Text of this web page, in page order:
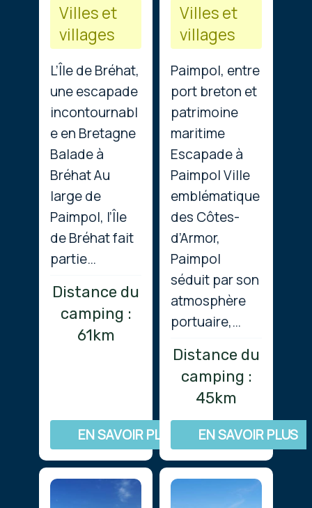
Villes et
villages
L’Île de Bréhat,
une escapade
incontournabl
e en Bretagne
Balade à
Bréhat Au
large de
Paimpol, l’Île
de Bréhat fait
partie…
Distance du
camping :
61km
EN SAVOIR PLUS
Villes et
villages
Paimpol, entre
port breton et
patrimoine
maritime
Escapade à
Paimpol Ville
emblématique
des Côtes-
d’Armor,
Paimpol
séduit par son
atmosphère
portuaire,…
Distance du
camping :
45km
EN SAVOIR PLUS